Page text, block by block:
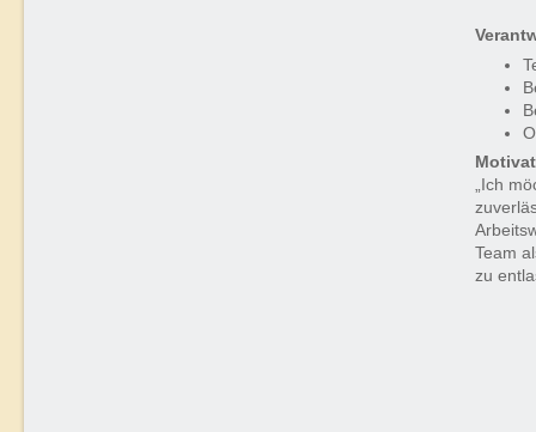
„Ich
Team
zu